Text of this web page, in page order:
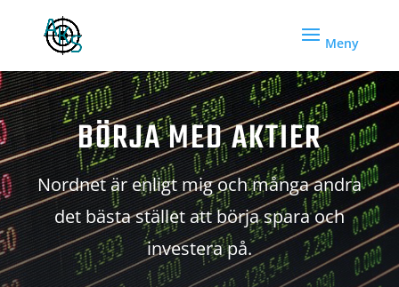
BÖRJA MED AKTIER
Nordnet är enligt mig och många andra
det bästa stället att börja spara och
investera på.